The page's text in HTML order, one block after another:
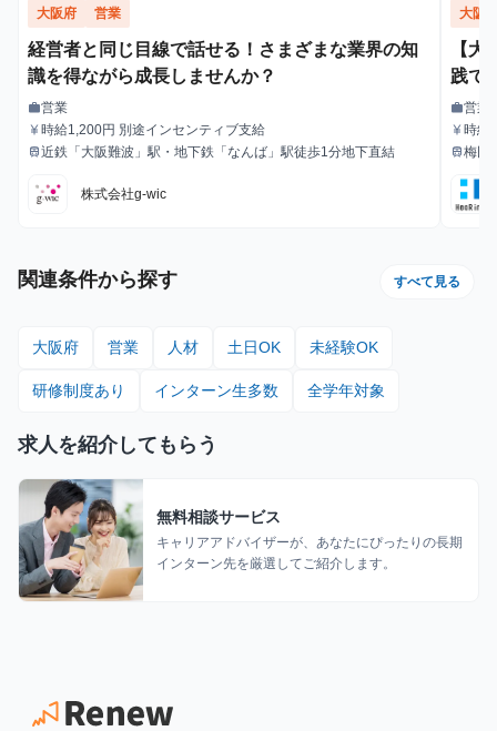
大阪府 営業
経営者と同じ目線で話せる！さまざまな業界の知
識を得ながら成長しませんか？
職種
work営業
給与
currency_yen 時給1,200円 別途インセンティブ支給
最寄駅
train近鉄「大阪難波」駅・地下鉄「なんば」駅徒歩1分地下直結
株式会社g-wic
大阪
【
践で
職種
work営業
給与
currency_yen 時給
最寄駅
train梅田
関連条件から探す すべて見る
大阪府 営業 人材 土日OK 未経験OK
研修制度あり インターン生多数 全学年対象
求人を紹介してもらう
無料相談サービス
キャリアアドバイザーが、あなたにぴったりの長期
インターン先を厳選してご紹介します。